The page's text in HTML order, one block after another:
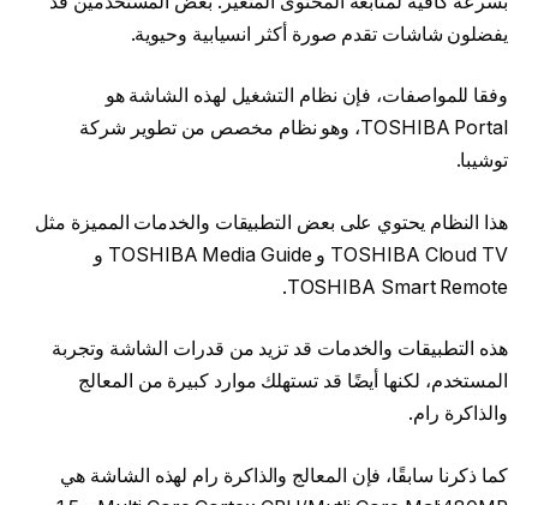
يفضلون شاشات تقدم صورة أكثر انسيابية وحيوية.
وفقا للمواصفات، فإن نظام التشغيل لهذه الشاشة هو
TOSHIBA Portal، وهو نظام مخصص من تطوير شركة
توشيبا.
هذا النظام يحتوي على بعض التطبيقات والخدمات المميزة مثل
TOSHIBA Cloud TV و TOSHIBA Media Guide و
TOSHIBA Smart Remote.
هذه التطبيقات والخدمات قد تزيد من قدرات الشاشة وتجربة
المستخدم، لكنها أيضًا قد تستهلك موارد كبيرة من المعالج
والذاكرة رام.
كما ذكرنا سابقًا، فإن المعالج والذاكرة رام لهذه الشاشة هي